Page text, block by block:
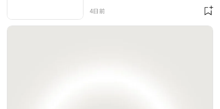
の美肌映えがお見事！
4日前